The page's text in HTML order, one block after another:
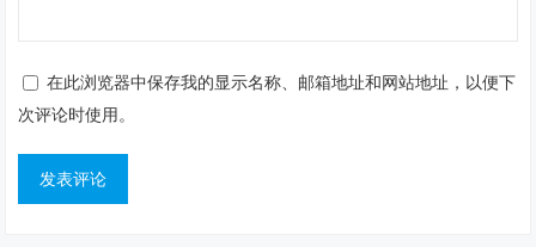
在此浏览器中保存我的显示名称、邮箱地址和网站地址，以便下
次评论时使用。